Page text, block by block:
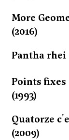
More
(2016)
Pantha rhei
Points fixes
(1993)
Quatorze
(2009)